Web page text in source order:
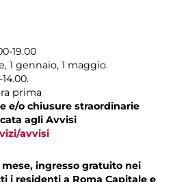
19.00
1 gennaio, 1 maggio.
prima
e/o chiusure straordinarie
agli Avvisi
avvisi
ingresso gratuito nei
i residenti a Roma Capitale e